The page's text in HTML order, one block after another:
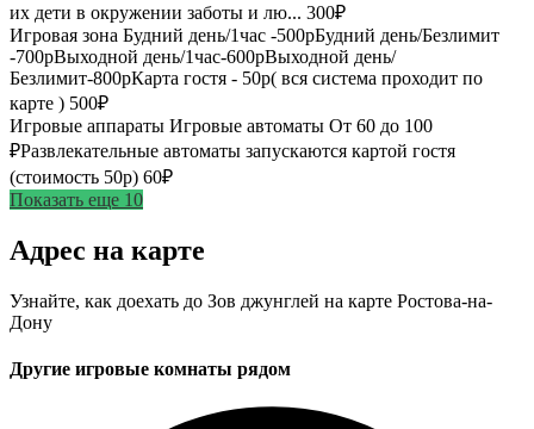
их дети в окружении заботы и лю... 300₽
Игровая зона Будний день/1час -500рБудний день/Безлимит
-700рВыходной день/1час-600рВыходной день/
Безлимит-800рКарта гостя - 50р( вся система проходит по
карте ) 500₽
Игровые аппараты Игровые автоматы От 60 до 100
₽Развлекательные автоматы запускаются картой гостя
(стоимость 50р) 60₽
Показать еще 10
Адрес на карте
Узнайте, как доехать до Зов джунглей на карте Ростова-на-
Дону
Другие игровые комнаты рядом